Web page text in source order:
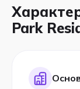
Park